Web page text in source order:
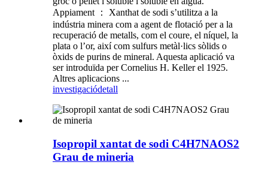
Appiament ： Xanthat de sodi s’utilitza a la
indústria minera com a agent de flotació per a la
recuperació de metalls, com el coure, el níquel, la
plata o l’or, així com sulfurs metàl·lics sòlids o
òxids de purins de mineral. Aquesta aplicació va
ser introduïda per Cornelius H. Keller el 1925.
Altres aplicacions ...
investigaciódetall
Isopropil xantat de sodi C4H7NAOS2
Grau de mineria